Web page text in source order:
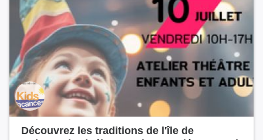
Découvrez les traditions de l'île de